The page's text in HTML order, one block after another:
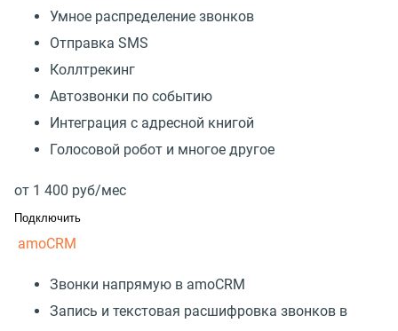
Умное распределение звонков
Отправка SMS
Коллтрекинг
Автозвонки по событию
Интеграция с адресной книгой
Голосовой робот и многое другое
от 1 400 руб/мес
Подключить
amoCRM
Звонки напрямую в amoCRM
Запись и текстовая расшифровка звонков в